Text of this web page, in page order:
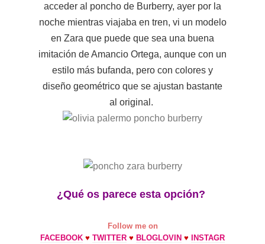
acceder al poncho de Burberry, ayer por la
noche mientras viajaba en tren, vi un modelo
en Zara que puede que sea una buena
imitación de Amancio Ortega, aunque con un
estilo más bufanda, pero con colores y
diseño geométrico que se ajustan bastante
al original.
¿Qué os parece esta opción?
Follow me on
FACEBOOK ♥ TWITTER ♥ BLOGLOVIN ♥ INSTAGR